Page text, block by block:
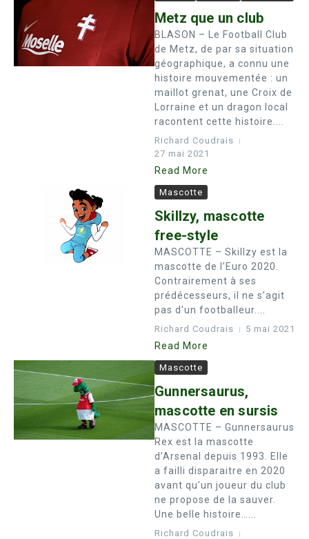
Metz que un club
BLASON – Le Football Club
de Metz, de par sa situation
géographique, a connu une
histoire mouvementée : un
maillot grenat, une Croix de
Lorraine et un dragon local
racontent cette histoire....
Richard Coudrais
27 mai 2021
Read More
Mascotte
Skillzy, mascotte
free-style
MASCOTTE – Skillzy est la
mascotte de l’Euro 2020.
Contrairement à ses
prédécesseurs, il ne s’agit
pas d’un footballeur....
Richard Coudrais 5 mai 2021
Read More
Mascotte
Gunnersaurus,
mascotte en sursis
MASCOTTE – Gunnersaurus
Rex est la mascotte
d’Arsenal depuis 1993. Elle
a failli disparaitre en 2020
avant qu’un joueur du club
ne propose de la sauver.
Une belle histoire…...
Richard Coudrais